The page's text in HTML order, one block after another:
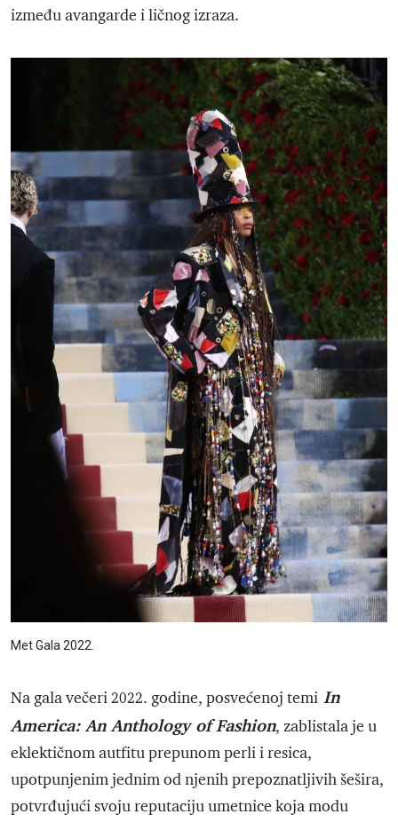
između avangarde i ličnog izraza.
Met Gala 2022.
Na gala večeri 2022. godine, posvećenoj temi In
America: An Anthology of Fashion, zablistala je u
eklektičnom autfitu prepunom perli i resica,
upotpunjenim jednim od njenih prepoznatljivih šešira,
potvrđujući svoju reputaciju umetnice koja modu